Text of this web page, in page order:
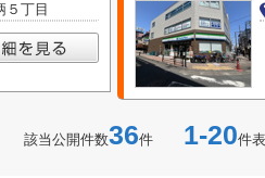
５丁目
該当公開件数36件 1-20件